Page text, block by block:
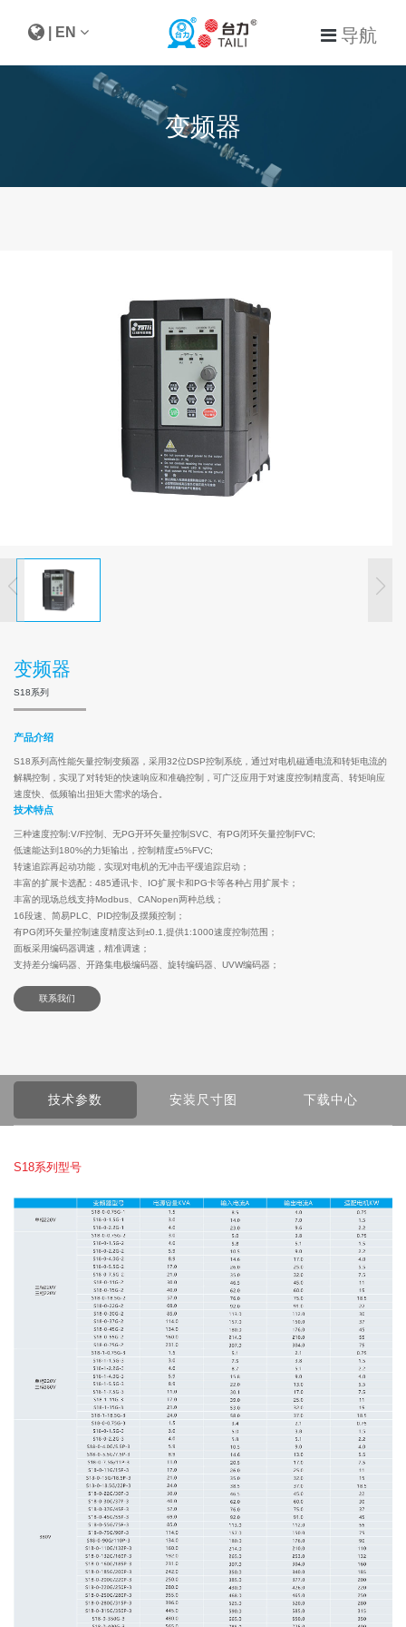
导航
| EN
变频器
变频器
S18系列
产品介绍
S18系列高性能矢量控制变频器，采用32位DSP控制系统，通过对电机磁通电流和转矩电流的
解耦控制，实现了对转矩的快速响应和准确控制，可广泛应用于对速度控制精度高、转矩响应
速度快、低频输出扭矩大需求的场合。
技术特点
三种速度控制:V/F控制、无PG开环矢量控制SVC、有PG闭环矢量控制FVC;
低速能达到180%的力矩输出，控制精度±5%FVC;
转速追踪再起动功能，实现对电机的无冲击平缓追踪启动；
丰富的扩展卡选配：485通讯卡、IO扩展卡和PG卡等各种占用扩展卡；
丰富的现场总线支持Modbus、CANopen两种总线；
16段速、简易PLC、PID控制及摆频控制；
有PG闭环矢量控制速度精度达到±0.1,提供1:1000速度控制范围；
面板采用编码器调速，精准调速；
支持差分编码器、开路集电极编码器、旋转编码器、UVW编码器；
联系我们
技术参数 安装尺寸图 下载中心
S18系列型号